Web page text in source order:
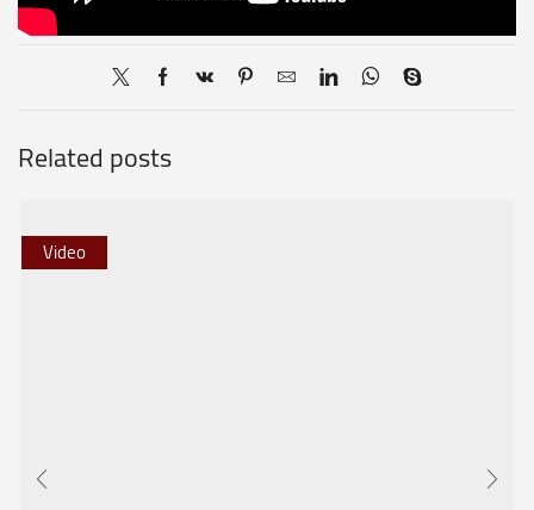
Related posts
Video